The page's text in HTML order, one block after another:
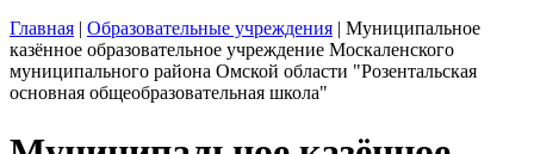
Главная | Образовательные учреждения | Муниципальное
казённое образовательное учреждение Москаленского
муниципального района Омской области "Розентальская
основная общеобразовательная школа"